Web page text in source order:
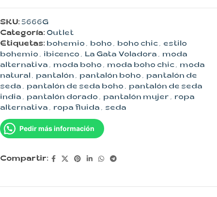
SKU: 5666G
Categoría: Outlet
Etiquetas: bohemio , boho , boho chic, estilo
bohemio , ibicenco , La Gata Voladora , moda
alternativa , moda boho , moda boho chic, moda
natural, pantalón , pantalón boho , pantalón de
seda , pantalón de seda boho , pantalón de seda
india , pantalón dorado , pantalón mujer , ropa
alternativa , ropa fluida , seda
Pedir más información
Compartir: